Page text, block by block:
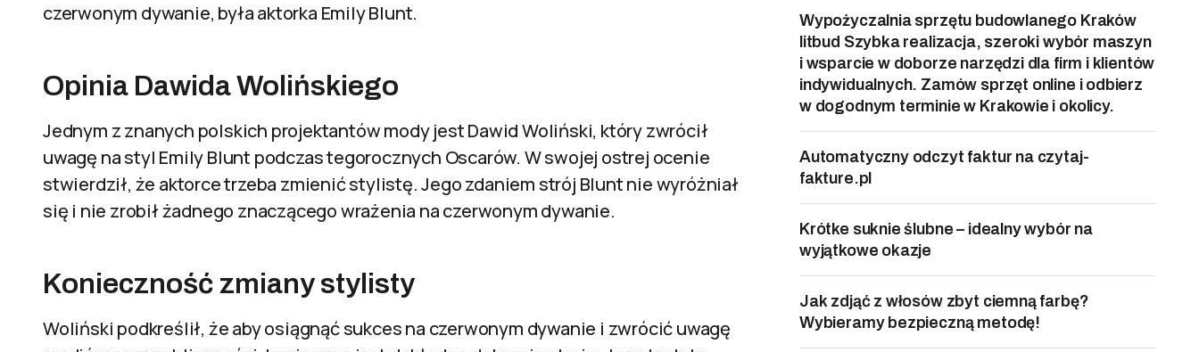
czerwonym dywanie, była aktorka Emily Blunt.
Opinia Dawida Wolińskiego
Jednym z znanych polskich projektantów mody jest Dawid Woliński, który zwrócił
uwagę na styl Emily Blunt podczas tegorocznych Oscarów. W swojej ostrej ocenie
stwierdził, że aktorce trzeba zmienić stylistę. Jego zdaniem strój Blunt nie wyróżniał
się i nie zrobił żadnego znaczącego wrażenia na czerwonym dywanie.
Konieczność zmiany stylisty
Woliński podkreślił, że aby osiągnąć sukces na czerwonym dywanie i zwrócić uwagę
Wypożyczalnia sprzętu budowlanego Kraków
litbud Szybka realizacja, szeroki wybór maszyn
i wsparcie w doborze narzędzi dla firm i klientów
indywidualnych. Zamów sprzęt online i odbierz
w dogodnym terminie w Krakowie i okolicy.
Automatyczny odczyt faktur na czytaj-
fakture.pl
Krótke suknie ślubne – idealny wybór na
wyjątkowe okazje
Jak zdjąć z włosów zbyt ciemną farbę?
Wybieramy bezpieczną metodę!